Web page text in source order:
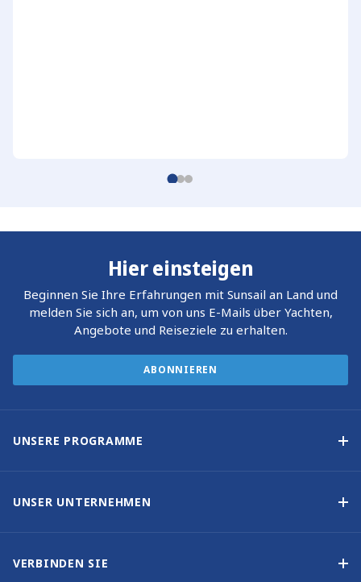
Hier einsteigen
Beginnen Sie Ihre Erfahrungen mit Sunsail an Land und
melden Sie sich an, um von uns E-Mails über Yachten,
Angebote und Reiseziele zu erhalten.
ABONNIEREN
UNSERE PROGRAMME
UNSER UNTERNEHMEN
VERBINDEN SIE